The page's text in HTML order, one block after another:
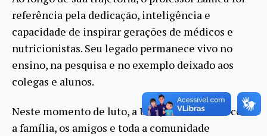
referência pela dedicação, inteligência e
capacidade de inspirar gerações de médicos e
nutricionistas. Seu legado permanece vivo no
ensino, na pesquisa e no exemplo deixado aos
colegas e alunos.
Neste momento de luto, a UFRJ solidariza-se com
a família, os amigos e toda a comunidade